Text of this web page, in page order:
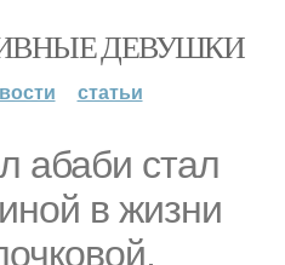
ДЕВУШКИ
статьи
абаби стал
в жизни